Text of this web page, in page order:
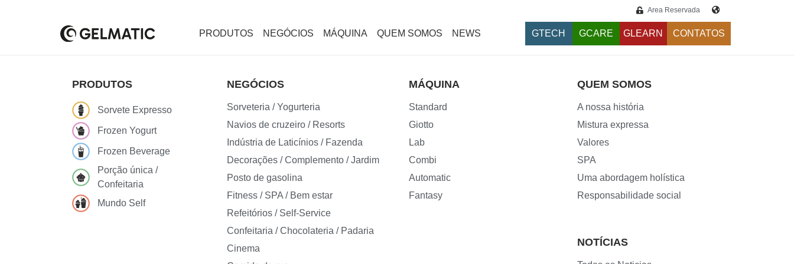
Área Reservada
PRODUTOS NEGÓCIOS MÁQUINA QUEM SOMOS NEWS GTECH GCARE GLEARN CONTATOS
PRODUTOS
Sorvete Expresso
Frozen Yogurt
Frozen Beverage
Porção única /
Confeitaria
Mundo Self
NEGÓCIOS
Sorveteria / Yogurteria
Navios de cruzeiro / Resorts
Indústria de Laticínios / Fazenda
Decorações / Complemento / Jardim
Posto de gasolina
Fitness / SPA / Bem estar
Refeitórios / Self-Service
Confeitaria / Chocolateria / Padaria
Cinema
MÁQUINA
Standard
Giotto
Lab
Combi
Automatic
Fantasy
QUEM SOMOS
A nossa história
Mistura expressa
Valores
SPA
Uma abordagem holística
Responsabilidade social
NOTÍCIAS